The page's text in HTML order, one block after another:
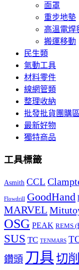
面罩
重步地墊
高溫電焊
搬運移動
民生類
氣動工具
材料零件
線網管類
整理收納
批發批貨團購區
最新好物
獨特商品
工具標籤
Asmith CCL
Flowdrill GoodHand
MARVEL
OSG PEAK REMS (
SUS TC TENMARS
鑽頭 刀具切